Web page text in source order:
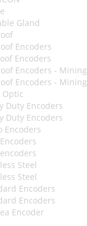
Gland
Encoders
Encoders
Encoders - Mining
Encoders - Mining
Optic
Duty Encoders
Duty Encoders
Encoders
Steel
Steel
Encoders
Encoders
Encoder